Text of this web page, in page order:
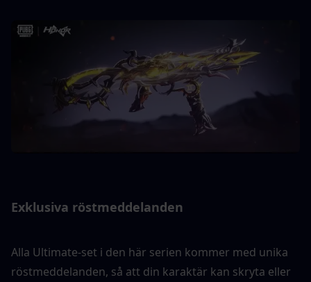
Exklusiva röstmeddelanden
Alla Ultimate-set i den här serien kommer med unika
röstmeddelanden, så att din karaktär kan skryta eller